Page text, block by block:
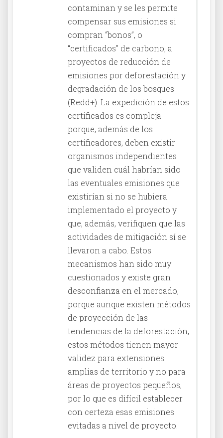
contaminan y se les permite
compensar sus emisiones si
compran “bonos”, o
“certificados” de carbono, a
proyectos de reducción de
emisiones por deforestación y
degradación de los bosques
(Redd+). La expedición de estos
certificados es compleja
porque, además de los
certificadores, deben existir
organismos independientes
que validen cuál habrían sido
las eventuales emisiones que
existirían si no se hubiera
implementado el proyecto y
que, además, verifiquen que las
actividades de mitigación sí se
llevaron a cabo. Estos
mecanismos han sido muy
cuestionados y existe gran
desconfianza en el mercado,
porque aunque existen métodos
de proyección de las
tendencias de la deforestación,
estos métodos tienen mayor
validez para extensiones
amplias de territorio y no para
áreas de proyectos pequeños,
por lo que es difícil establecer
con certeza esas emisiones
evitadas a nivel de proyecto.